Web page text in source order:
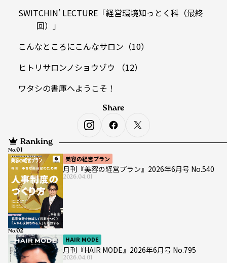
SWITCHIN’ LECTURE「経営環境知っとく科（最終
回）」
こんなところにこんなサロン（10）
ヒトリサロンノショウゾウ （12）
ワタシの書庫へようこそ！
Ranking
美容の経営プラン
月刊『美容の経営プラン』2026年6月号 No.540
2026.04.01
No.
HAIR MODE
月刊『HAIR MODE』2026年6月号 No.795
2026.04.01
No.
Share